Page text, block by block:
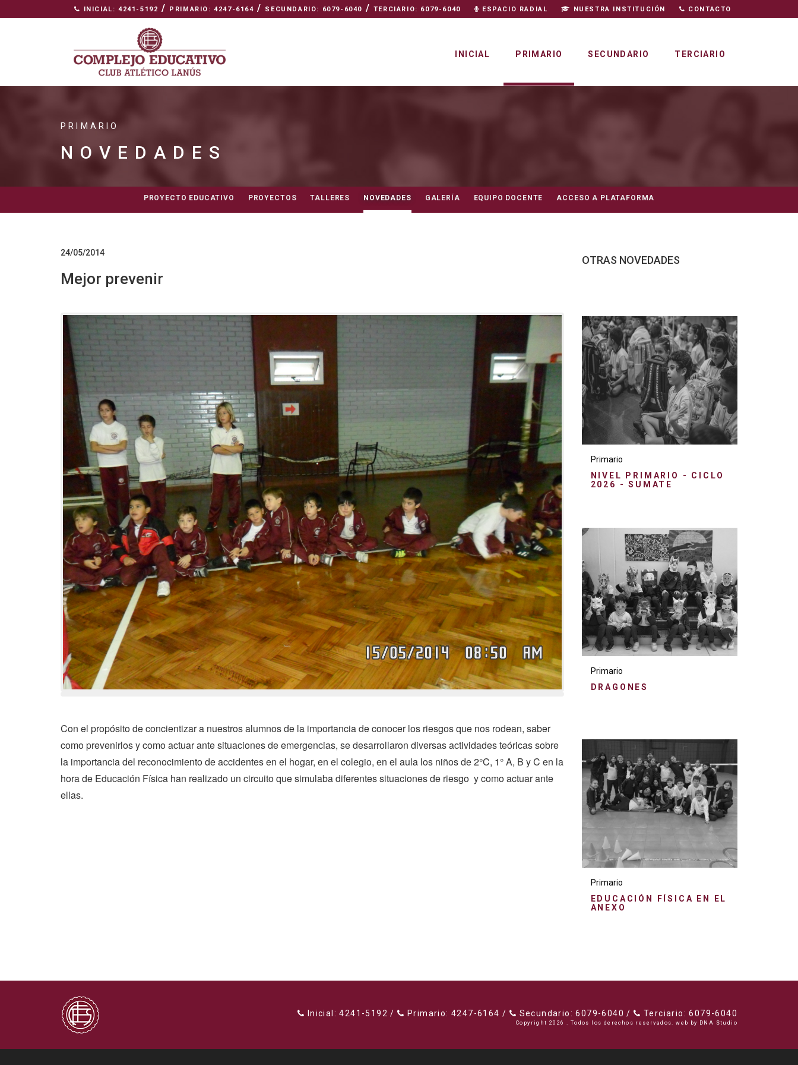
INICIAL: 4241-5192 / PRIMARIO: 4247-6164 / SECUNDARIO: 6079-6040 / TERCIARIO: 6079-6040 ESPACIO RADIAL NUESTRA INSTITUCIÓN CONTACTO
INICIAL PRIMARIO SECUNDARIO TERCIARIO
PRIMARIO
NOVEDADES
PROYECTO EDUCATIVO PROYECTOS TALLERES NOVEDADES GALERÍA EQUIPO DOCENTE ACCESO A PLATAFORMA
24/05/2014
Mejor prevenir
Con el propósito de concientizar a nuestros alumnos de la importancia de conocer los riesgos que nos rodean, saber
como prevenirlos y como actuar ante situaciones de emergencias, se desarrollaron diversas actividades teóricas sobre
la importancia del reconocimiento de accidentes en el hogar, en el colegio, en el aula los niños de 2°C, 1° A, B y C en la
hora de Educación Física han realizado un circuito que simulaba diferentes situaciones de riesgo y como actuar ante
ellas.
OTRAS NOVEDADES
Primario
NIVEL PRIMARIO - CICLO
2026 - SUMATE
Primario
DRAGONES
Primario
EDUCACIÓN FÍSICA EN EL
ANEXO
Inicial: 4241-5192 / Primario: 4247-6164 / Secundario: 6079-6040 / Terciario: 6079-6040
Copyright 2026 . Todos los derechos reservados. web by DNA Studio